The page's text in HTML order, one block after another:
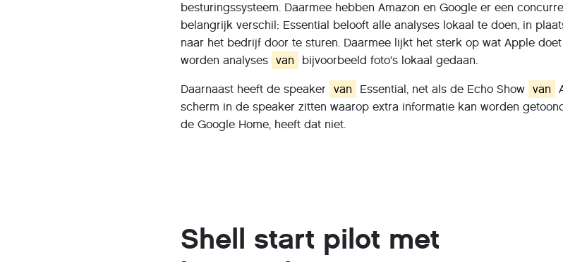
besturingssysteem. Daarmee hebben Amazon en Google er een
belangrijk verschil: Essential belooft alle analyses lokaal te doen, in
naar het bedrijf door te sturen. Daarmee lijkt het sterk op wat Apple
worden analyses
van bijvoorbeeld foto's lokaal gedaan.
Daarnaast heeft de speaker van Essential, net als de Echo Show van
scherm in de speaker zitten waarop extra informatie kan worden
de Google Home, heeft dat niet.
Shell start pilot met